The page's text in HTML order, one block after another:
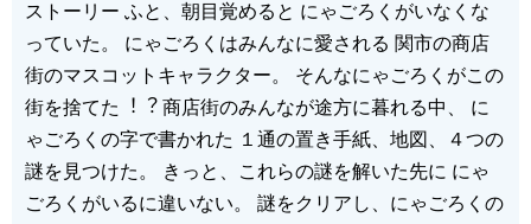
ストーリー ふと、朝⽬覚めると にゃごろくがいなくな
っていた。 にゃごろくはみんなに愛される 関市の商店
街のマスコットキャラクター。 そんなにゃごろくがこの
街を捨てた︕︖ 商店街のみんなが途⽅に暮れる中、 に
ゃごろくの字で書かれた １通の置き⼿紙、地図、４つの
謎を⾒つけた。 きっと、これらの謎を解いた先に にゃ
ごろくがいるに違いない。 謎をクリアし、にゃごろくの